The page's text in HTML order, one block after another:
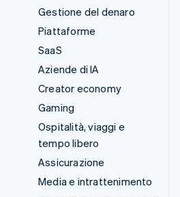
Gestione del denaro
Piattaforme
SaaS
Aziende di IA
Creator economy
Gaming
Ospitalità, viaggi e
tempo libero
Assicurazione
Media e intrattenimento